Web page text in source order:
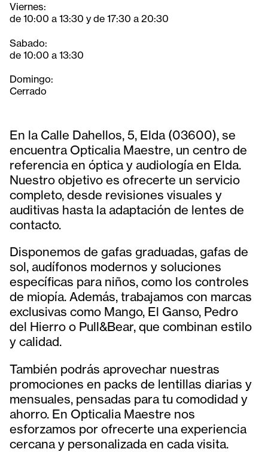
Viernes:
de 10:00 a 13:30 y de 17:30 a 20:30
Sabado:
de 10:00 a 13:30
Domingo:
Cerrado
En la Calle Dahellos, 5, Elda (03600), se
encuentra Opticalia Maestre, un centro de
referencia en óptica y audiología en Elda.
Nuestro objetivo es ofrecerte un servicio
completo, desde revisiones visuales y
auditivas hasta la adaptación de lentes de
contacto.
Disponemos de gafas graduadas, gafas de
sol, audífonos modernos y soluciones
específicas para niños, como los controles
de miopía. Además, trabajamos con marcas
exclusivas como Mango, El Ganso, Pedro
del Hierro o Pull&Bear, que combinan estilo
y calidad.
También podrás aprovechar nuestras
promociones en packs de lentillas diarias y
mensuales, pensadas para tu comodidad y
ahorro. En Opticalia Maestre nos
esforzamos por ofrecerte una experiencia
cercana y personalizada en cada visita.